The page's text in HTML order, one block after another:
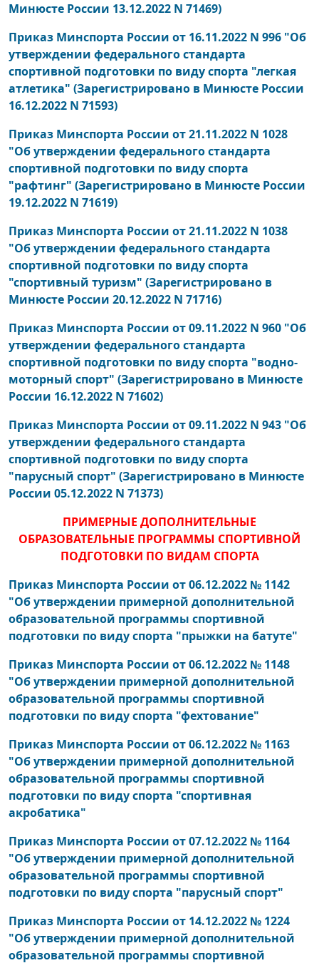
Минюсте России 13.12.2022 N 71469)
Приказ Минспорта России от 16.11.2022 N 996 "Об
утверждении федерального стандарта
спортивной подготовки по виду спорта "легкая
атлетика" (Зарегистрировано в Минюсте России
16.12.2022 N 71593)
Приказ Минспорта России от 21.11.2022 N 1028
"Об утверждении федерального стандарта
спортивной подготовки по виду спорта
"рафтинг" (Зарегистрировано в Минюсте России
19.12.2022 N 71619)
Приказ Минспорта России от 21.11.2022 N 1038
"Об утверждении федерального стандарта
спортивной подготовки по виду спорта
"спортивный туризм" (Зарегистрировано в
Минюсте России 20.12.2022 N 71716)
Приказ Минспорта России от 09.11.2022 N 960 "Об
утверждении федерального стандарта
спортивной подготовки по виду спорта "водно-
моторный спорт" (Зарегистрировано в Минюсте
России 16.12.2022 N 71602)
Приказ Минспорта России от 09.11.2022 N 943 "Об
утверждении федерального стандарта
спортивной подготовки по виду спорта
"парусный спорт" (Зарегистрировано в Минюсте
России 05.12.2022 N 71373)
ПРИМЕРНЫЕ ДОПОЛНИТЕЛЬНЫЕ
ОБРАЗОВАТЕЛЬНЫЕ ПРОГРАММЫ СПОРТИВНОЙ
ПОДГОТОВКИ ПО ВИДАМ СПОРТА
Приказ Минспорта России от 06.12.2022 № 1142
"Об утверждении примерной дополнительной
образовательной программы спортивной
подготовки по виду спорта "прыжки на батуте"
Приказ Минспорта России от 06.12.2022 № 1148
"Об утверждении примерной дополнительной
образовательной программы спортивной
подготовки по виду спорта "фехтование"
Приказ Минспорта России от 06.12.2022 № 1163
"Об утверждении примерной дополнительной
образовательной программы спортивной
подготовки по виду спорта "спортивная
акробатика"
Приказ Минспорта России от 07.12.2022 № 1164
"Об утверждении примерной дополнительной
образовательной программы спортивной
подготовки по виду спорта "парусный спорт"
Приказ Минспорта России от 14.12.2022 № 1224
"Об утверждении примерной дополнительной
образовательной программы спортивной